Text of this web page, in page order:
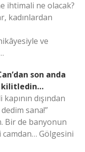
ihtimali ne olacak?
kadınlardan
ve
son anda
kilitledin…
dışından
sana!”
Bir de banyonun
camdan… Gölgesini